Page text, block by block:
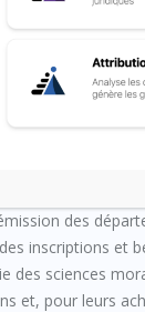
décembre 2018 –
juin 2024 – art.
des
inscriptions et
des sciences
et, pour leurs